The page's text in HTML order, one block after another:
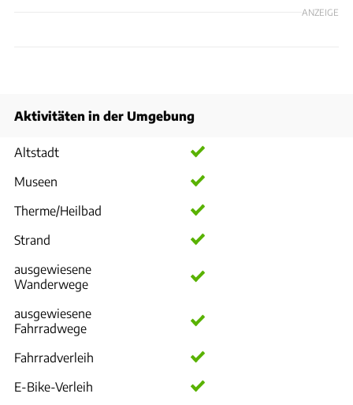
ANZEIGE
Aktivitäten in der Umgebung
Altstadt
Museen
Therme/Heilbad
Strand
ausgewiesene
Wanderwege
ausgewiesene
Fahrradwege
Fahrradverleih
E-Bike-Verleih